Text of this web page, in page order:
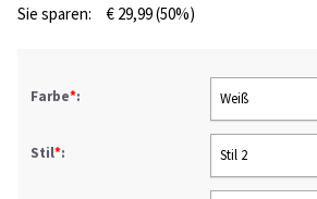
Sie sparen: € 29,99(50%)
Farbe*: Weiß
Stil*: Stil 2